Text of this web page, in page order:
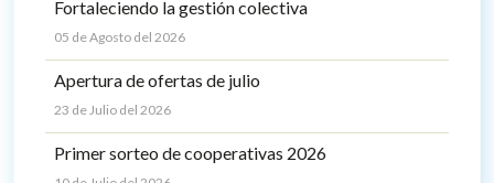
Fortaleciendo la gestión colectiva
05 de Agosto del 2026
Apertura de ofertas de julio
23 de Julio del 2026
Primer sorteo de cooperativas 2026